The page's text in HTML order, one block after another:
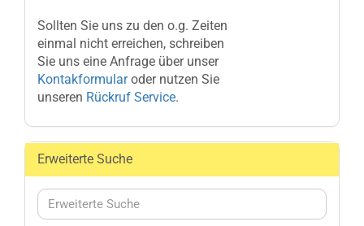
Sollten Sie uns zu den o.g. Zeiten
einmal nicht erreichen, schreiben
Sie uns eine Anfrage über unser
Kontakformularoder nutzen Sie
unseren Rückruf Service.
Erweiterte Suche
Erweiterte
Suche